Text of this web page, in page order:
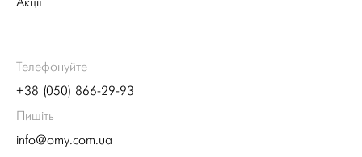
Акції
Телефонуйте
+38 (050) 866-29-93
Пишіть
info@omy.com.ua